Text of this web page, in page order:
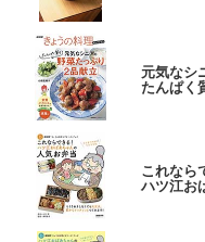
元気なシ
たんぱく
これなら
ハツ江お